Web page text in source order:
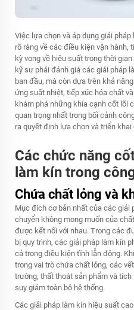
Việc lựa chọn và áp dụng giải
rõ ràng về các điều kiện vận
kỳ vọng về hiệu suất trong thời
kỹ sư phải đánh giá các giải pháp
ban đầu, mà còn dựa trên khả
ứng suất nhiệt, tiếp xúc hóa chất
khám phá những khía cạnh cốt lõi
quan trọng nhất trong bối cảnh
ra quyết định lựa chọn và triển
Các chức năng
làm kín trong
Chứa chất lỏng và
Mục đích cơ bản nhất của các giải
chuyển không mong muốn của
được kết nối với nhau. Trong các
bị quy trình, các giải pháp làm kín
cả trong điều kiện tĩnh lẫn động.
trong vai trò chứa chất lỏng, các
trường, thất thoát sản phẩm và
suy giảm toàn bộ hệ thống.
Các giải pháp làm kín hiệu suất